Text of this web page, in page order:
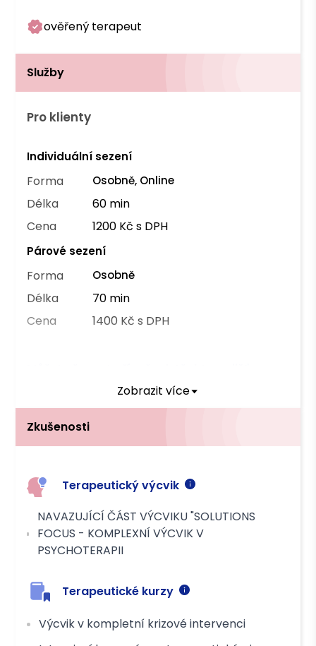
ověřený terapeut
Služby
Pro klienty
Individuální sezení
Forma Osobně, Online
Délka
60 min
Cena
1200 Kč s DPH
Párové sezení
Forma Osobně
Délka
70 min
Cena
1400 Kč s DPH
Platba
Zobrazit více
Zkušenosti
Terapeutický výcvik
NAVAZUJÍCÍ ČÁST VÝCVIKU "SOLUTIONS
FOCUS - KOMPLEXNÍ VÝCVIK V
PSYCHOTERAPII
Terapeutické kurzy
Výcvik v kompletní krizové intervenci